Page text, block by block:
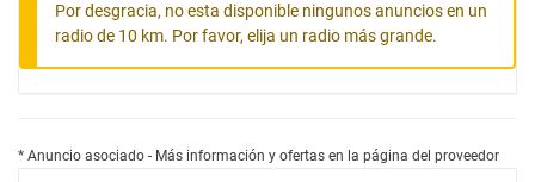
Por desgracia, no esta disponible ningunos anuncios en un
radio de 10 km. Por favor, elija un radio más grande.
* Anuncio asociado - Más información y ofertas en la página del proveedor